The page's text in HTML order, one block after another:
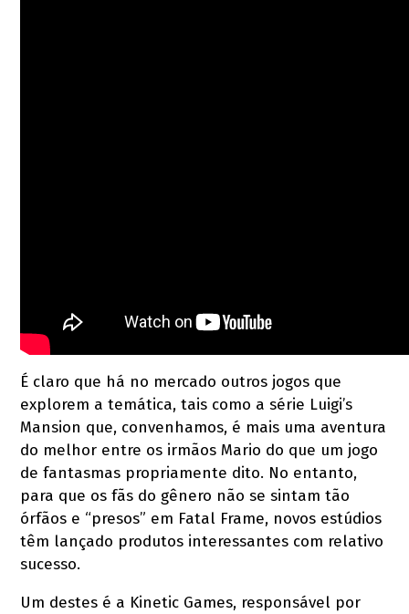
É claro que há no mercado outros jogos que
explorem a temática, tais como a série Luigi’s
Mansion que, convenhamos, é mais uma aventura
do melhor entre os irmãos Mario do que um jogo
de fantasmas propriamente dito. No entanto,
para que os fãs do gênero não se sintam tão
órfãos e “presos” em Fatal Frame, novos estúdios
têm lançado produtos interessantes com relativo
sucesso.
Um destes é a Kinetic Games, responsável por